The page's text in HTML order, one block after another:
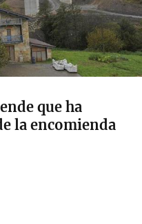
que ha
la encomienda